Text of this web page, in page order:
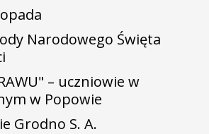
Narodowego Święta
– uczniowie w
w Popowie
Grodno S. A.